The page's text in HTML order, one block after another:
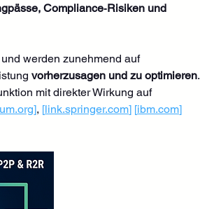
Compliance‑Risiken und
werden zunehmend auf
vorherzusagen und zu optimieren.
mit direkter Wirkung auf
], [link.springer.com] [ibm.com]